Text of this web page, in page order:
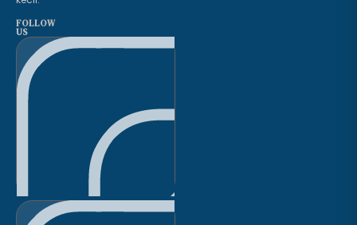
FOLLOW
US